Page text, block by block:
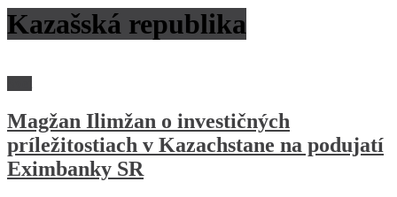
Kazašská republika
Magžan Ilimžan o investičných
príležitostiach v Kazachstane na podujatí
Eximbanky SR